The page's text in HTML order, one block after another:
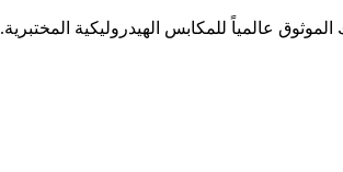
عالمياً للمكابس الهيدروليكية المختبرية.